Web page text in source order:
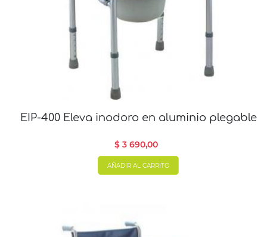
EIP-400 Eleva inodoro en aluminio plegable
$ 3 690,00
AÑADIR AL CARRITO